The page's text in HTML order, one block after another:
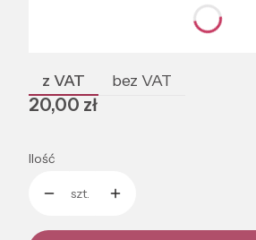
Poszczególne warianty mogą różnić się
z VAT bez VAT
Cena
20,00 zł
Ilość
szt.